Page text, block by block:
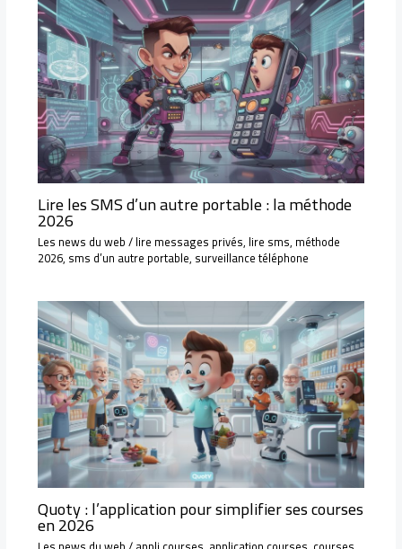
Lire les SMS d’un autre portable : la méthode
2026
Les news du web/lire messages privés, lire sms, méthode
2026, sms d’un autre portable, surveillance téléphone
Quoty : l’application pour simplifier ses courses
en 2026